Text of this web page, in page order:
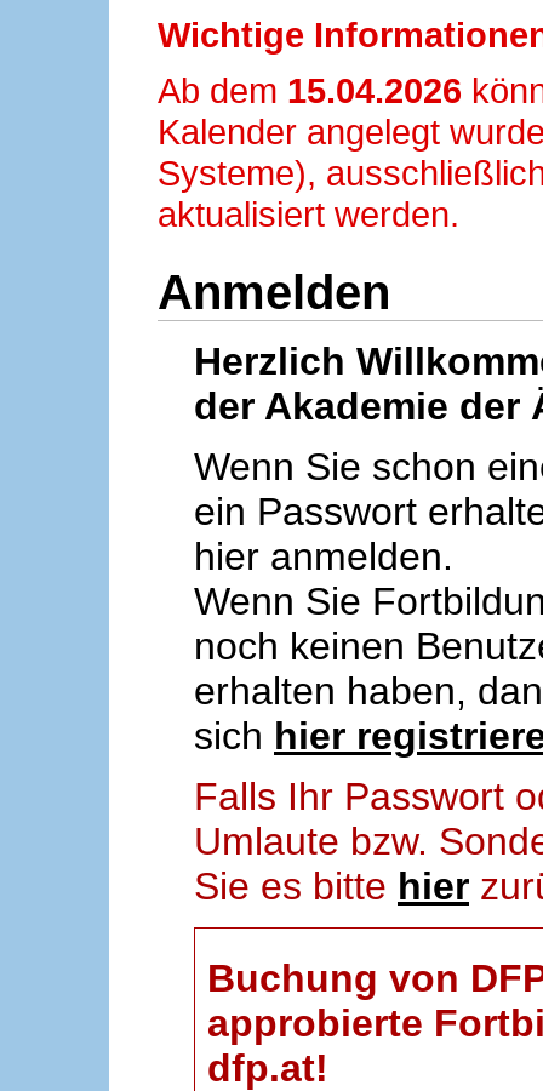
Wichtige
Ab dem 15.04.2026
Kalender angelegt
Systeme),
aktualisiert werden.
Anmelden
Herzlich
der Akademie der
Wenn Sie schon
ein Passwort
hier anmelden.
Wenn Sie
noch keinen
erhalten haben,
sich hier
Falls Ihr Passwort
Umlaute bzw.
Sie es bitte hier
Buchung von
approbierte
dfp.at!